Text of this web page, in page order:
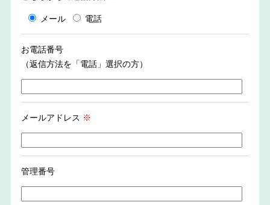
メール 電話
お電話番号
（返信方法を「電話」選択の方）
メールアドレス ※
管理番号